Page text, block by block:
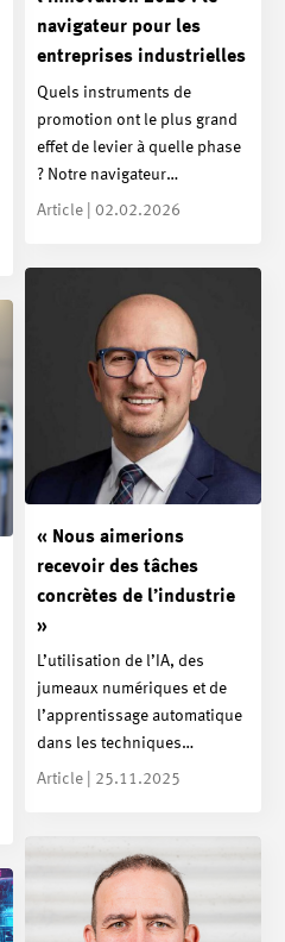
navigateur pour les
entreprises industrielles
Quels instruments de
promotion ont le plus grand
effet de levier à quelle phase
? Notre navigateur…
Article | 02.02.2026
« Nous aimerions
recevoir des tâches
concrètes de l’industrie
»
L’utilisation de l’IA, des
jumeaux numériques et de
l’apprentissage automatique
dans les techniques…
Article | 25.11.2025